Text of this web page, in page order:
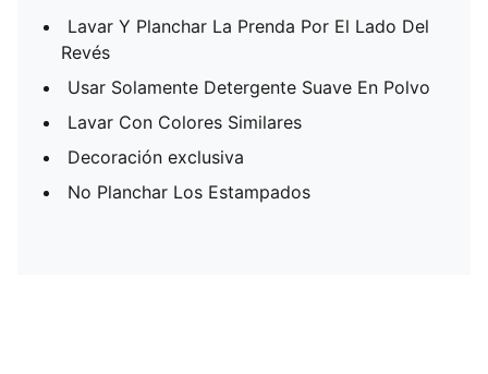
Lavar Y Planchar La Prenda Por El Lado Del
Revés
Usar Solamente Detergente Suave En Polvo
Lavar Con Colores Similares
Decoración exclusiva
No Planchar Los Estampados